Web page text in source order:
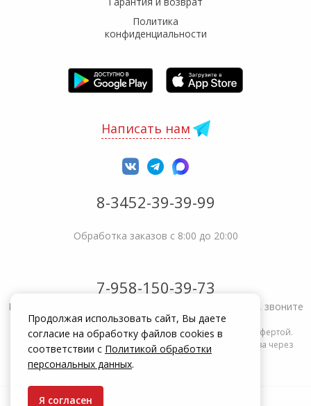
Политика
конфиденциальности
Написать нам
8-3452-39-39-99
Обработка заказов с 8:00 до 20:00
7-958-150-39-73
Не получается решить вопрос или возникла жалоба, звоните
Информация на сайте zakrepi.ru не является публичной офертой.
Указанные цены действуют только при оформлении заказа через
интернет-магазин zakrepi.ru.
Продолжая использовать сайт, Вы даете
согласие на обработку файлов cookies в
соответствии с Политикой обработки
персональных данных.
Я согласен